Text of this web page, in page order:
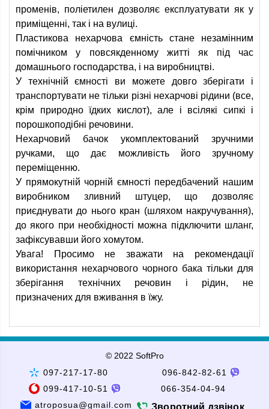
променів, поліетилен дозволяє експлуатувати як у
приміщенні, так і на вулиці.
Пластикова нехарчова ємність стане незамінним
помічником у повсякденному житті як під час
домашнього господарства, і на виробництві.
У технічній ємності ви можете довго зберігати і
транспортувати не тільки різні нехарчові рідини (все,
крім природно їдких кислот), але і всілякі сипкі і
порошкоподібні речовини.
Нехарчовий бачок укомплектований зручними
ручками, що дає можливість його зручному
переміщенню.
У прямокутній чорній ємності передбачений нашим
виробником зливний штуцер, що дозволяє
приєднувати до нього кран (шляхом накручування),
до якого при необхідності можна підключити шланг,
зафіксувавши його хомутом.
Увага! Просимо не зважати на рекомендації
використання нехарчового чорного бака тільки для
зберігання технічних речовин і рідин, не
призначених для вживання в їжу.
© 2022 SoftPro
097-217-17-80
096-842-82-61
099-417-10-51
066-354-04-94
atroposua@gmail.com
Зворотний дзвінок